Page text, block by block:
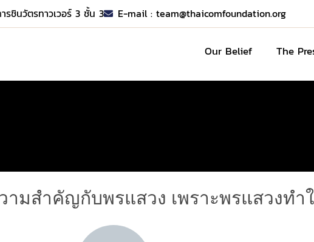
รชินวัตรทาวเวอร์ 3 ชั้น 3 E-mail :team@thaicomfoundation.org
Our Belief The
ามสำคัญกับพรแสวง เพราะพรแสวงทำ